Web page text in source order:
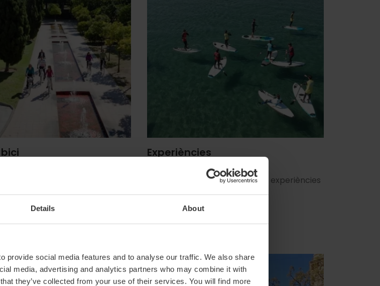
Details About
provide social media features and to analyse our traffic. We also share
media, advertising and analytics partners who may combine it with
they’ve collected from your use of their services. You will find more
Experiències
Fins a un 10% de descompte en experiències
turístiques i nàutiques
Descomptes